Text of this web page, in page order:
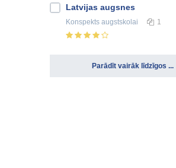
Latvijas augsnes
Konspekts augstskolai 1
Parādīt vairāk līdzīgos ...